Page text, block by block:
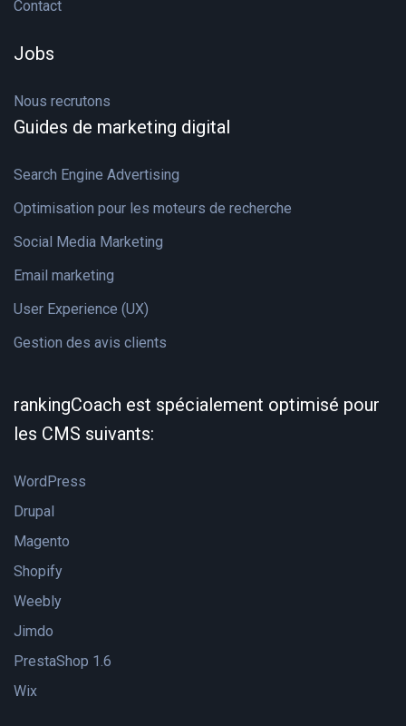
Contact
Jobs
Nous recrutons
Guides de marketing digital
Search Engine Advertising
Optimisation pour les moteurs de recherche
Social Media Marketing
Email marketing
User Experience (UX)
Gestion des avis clients
rankingCoach est spécialement optimisé pour
les CMS suivants:
WordPress
Drupal
Magento
Shopify
Weebly
Jimdo
PrestaShop 1.6
Wix